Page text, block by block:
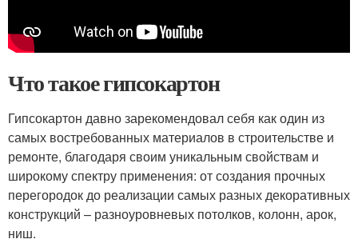
Что такое гипсокартон
Гипсокартон давно зарекомендовал себя как один из
самых востребованных материалов в строительстве и
ремонте, благодаря своим уникальным свойствам и
широкому спектру применения: от создания прочных
перегородок до реализации самых разных декоративных
конструкций – разноуровневых потолков, колонн, арок,
ниш.